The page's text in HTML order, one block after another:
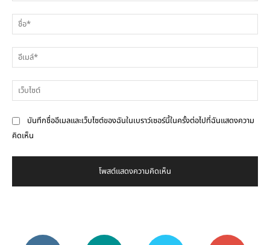
คิด
เห็น
บันทึกชื่ออีเมลและเว็บไซต์ของฉันในเบราว์เซอร์นี้ในครั้งต่อไปที่ฉันแสดงความ
คิดเห็น